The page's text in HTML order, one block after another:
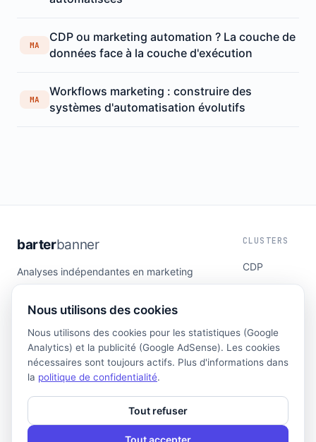
Nous utilisons des cookies
Nous utilisons des cookies pour les statistiques (Google
Analytics) et la publicité (Google AdSense). Les cookies
nécessaires sont toujours actifs. Plus d'informations dans
la politique de confidentialité.
Tout refuser
Tout accepter
MA
CDP ou marketing automation ? La couche de
données face à la couche d'exécution
MA
Workflows marketing : construire des
systèmes d'automatisation évolutifs
barterbanner
Analyses indépendantes en marketing
technology pour les marchés francophones.
Sans marketing fournisseur, uniquement du
CLUSTERS
CDP
DSP
Automation
Retail Media
MENTIONS
Mentions légales